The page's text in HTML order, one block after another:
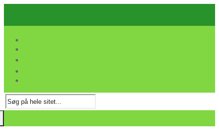
indhold
Søg
efter: